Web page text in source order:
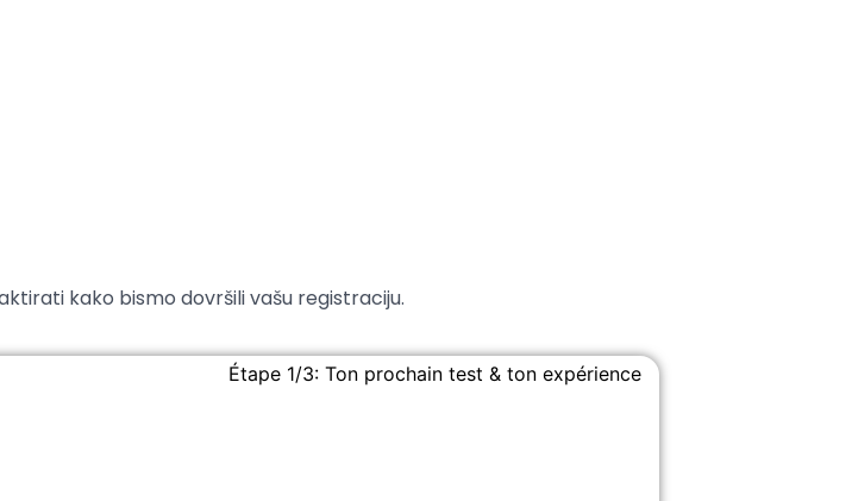
kako bismo dovršili vašu registraciju.
Étape 1/3: Ton prochain test & ton expérience